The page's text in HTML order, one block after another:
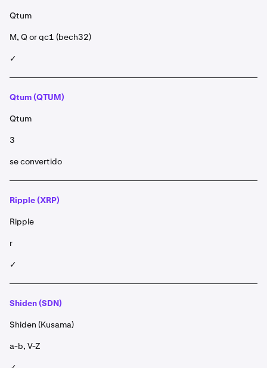
Qtum
M, Q or qc1 (bech32)
✓
Qtum (QTUM)
Qtum
3
se convertido
Ripple (XRP)
Ripple
r
✓
Shiden (SDN)
Shiden (Kusama)
a-b, V-Z